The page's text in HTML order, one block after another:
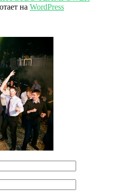
на WordPress